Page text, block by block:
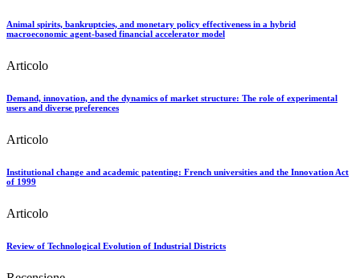
Animal spirits, bankruptcies, and monetary policy effectiveness in a hybrid
macroeconomic agent-based financial accelerator model
Articolo
Demand, innovation, and the dynamics of market structure: The role of experimental
users and diverse preferences
Articolo
Institutional change and academic patenting: French universities and the Innovation Act
of 1999
Articolo
Review of Technological Evolution of Industrial Districts